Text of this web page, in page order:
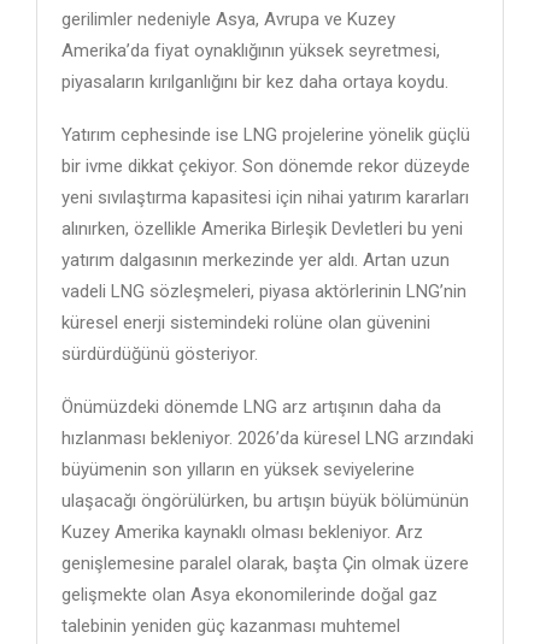
gerilimler nedeniyle Asya, Avrupa ve Kuzey
Amerika’da fiyat oynaklığının yüksek seyretmesi,
piyasaların kırılganlığını bir kez daha ortaya koydu.
Yatırım cephesinde ise LNG projelerine yönelik güçlü
bir ivme dikkat çekiyor. Son dönemde rekor düzeyde
yeni sıvılaştırma kapasitesi için nihai yatırım kararları
alınırken, özellikle Amerika Birleşik Devletleri bu yeni
yatırım dalgasının merkezinde yer aldı. Artan uzun
vadeli LNG sözleşmeleri, piyasa aktörlerinin LNG’nin
küresel enerji sistemindeki rolüne olan güvenini
sürdürdüğünü gösteriyor.
Önümüzdeki dönemde LNG arz artışının daha da
hızlanması bekleniyor. 2026’da küresel LNG arzındaki
büyümenin son yılların en yüksek seviyelerine
ulaşacağı öngörülürken, bu artışın büyük bölümünün
Kuzey Amerika kaynaklı olması bekleniyor. Arz
genişlemesine paralel olarak, başta Çin olmak üzere
gelişmekte olan Asya ekonomilerinde doğal gaz
talebinin yeniden güç kazanması muhtemel